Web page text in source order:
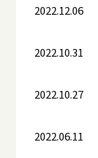
2022.12.06
2022.10.31
2022.10.27
2022.06.11